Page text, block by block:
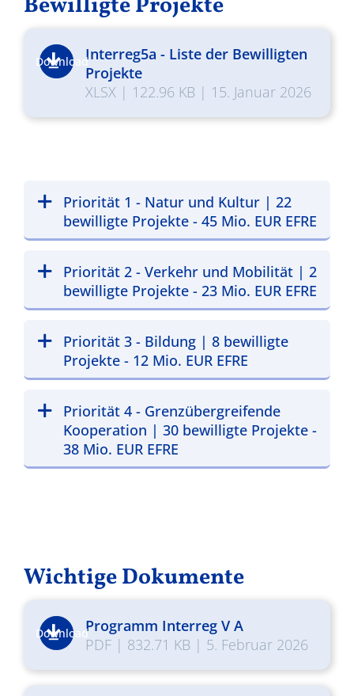
DownloadInterreg5a - Liste der Bewilligten
Projekte
XLSX| 122.96 KB | 15. Januar 2026
Priorität 1 - Natur und Kultur | 22
bewilligte Projekte - 45 Mio. EUR EFRE
Priorität 2 - Verkehr und Mobilität | 2
bewilligte Projekte - 23 Mio. EUR EFRE
Priorität 3 - Bildung | 8 bewilligte
Projekte - 12 Mio. EUR EFRE
Priorität 4 - Grenzübergreifende
Kooperation | 30 bewilligte Projekte -
38 Mio. EUR EFRE
Wichtige Dokumente
DownloadProgramm Interreg V A
PDF| 832.71 KB | 5. Februar 2026